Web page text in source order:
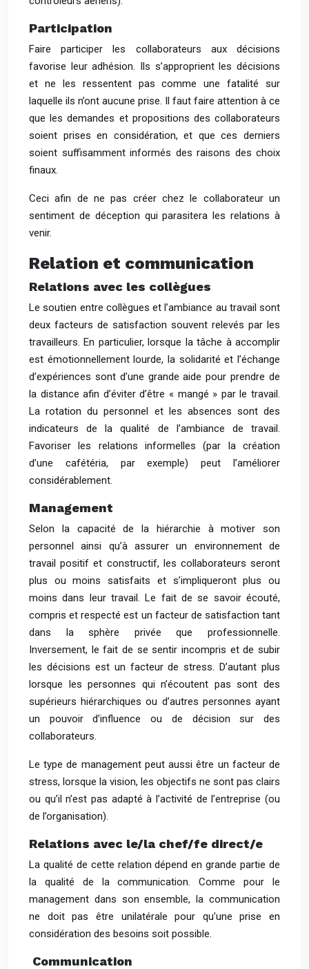
Participation
Faire participer les collaborateurs aux décisions
favorise leur adhésion. Ils s’approprient les décisions
et ne les ressentent pas comme une fatalité sur
laquelle ils n’ont aucune prise. Il faut faire attention à ce
que les demandes et propositions des collaborateurs
soient prises en considération, et que ces derniers
soient suffisamment informés des raisons des choix
finaux.
Ceci afin de ne pas créer chez le collaborateur un
sentiment de déception qui parasitera les relations à
venir.
Relation et communication
Relations avec les collègues
Le soutien entre collègues et l’ambiance au travail sont
deux facteurs de satisfaction souvent relevés par les
travailleurs. En particulier, lorsque la tâche à accomplir
est émotionnellement lourde, la solidarité et l’échange
d’expériences sont d’une grande aide pour prendre de
la distance afin d’éviter d’être « mangé » par le travail.
La rotation du personnel et les absences sont des
indicateurs de la qualité de l’ambiance de travail.
Favoriser les relations informelles (par la création
d’une cafétéria, par exemple) peut l’améliorer
considérablement.
Management
Selon la capacité de la hiérarchie à motiver son
personnel ainsi qu’à assurer un environnement de
travail positif et constructif, les collaborateurs seront
plus ou moins satisfaits et s’impliqueront plus ou
moins dans leur travail. Le fait de se savoir écouté,
compris et respecté est un facteur de satisfaction tant
dans la sphère privée que professionnelle.
Inversement, le fait de se sentir incompris et de subir
les décisions est un facteur de stress. D’autant plus
lorsque les personnes qui n’écoutent pas sont des
supérieurs hiérarchiques ou d’autres personnes ayant
un pouvoir d’influence ou de décision sur des
collaborateurs.
Le type de management peut aussi être un facteur de
stress, lorsque la vision, les objectifs ne sont pas clairs
ou qu’il n’est pas adapté à l’activité de l’entreprise (ou
de l’organisation).
Relations avec le/la chef/fe direct/e
La qualité de cette relation dépend en grande partie de
la qualité de la communication. Comme pour le
management dans son ensemble, la communication
ne doit pas être unilatérale pour qu’une prise en
considération des besoins soit possible.
Communication